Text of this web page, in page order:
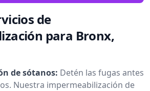
de
para Bronx,
de sótanos: Detén las fugas antes
Nuestra impermeabilización de